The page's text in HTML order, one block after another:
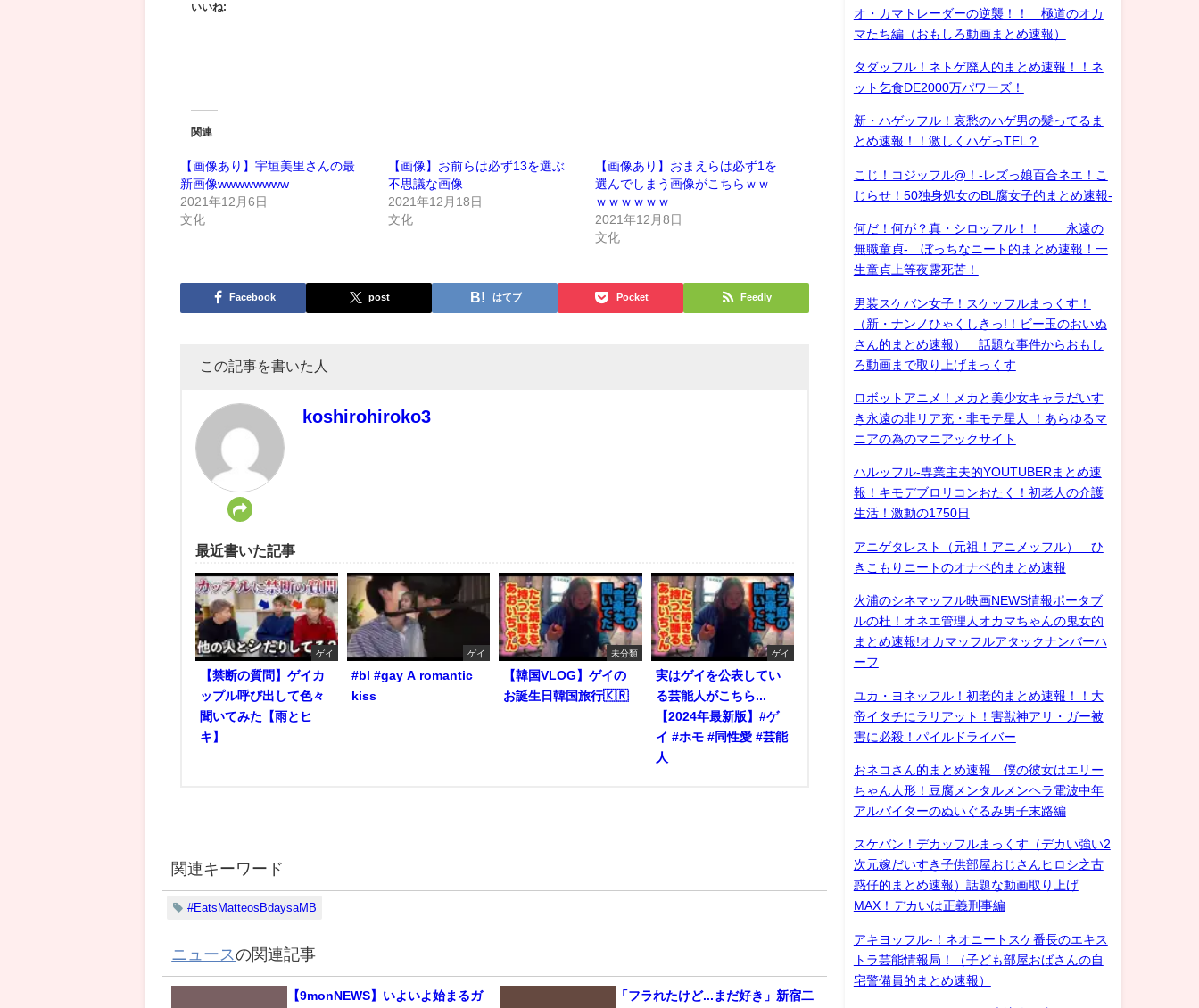
いいね:
関連
【画像あり】宇垣美里さんの最
新画像wwwwwwww
2021年12月6日
文化
【画像】お前らは必ず13を選ぶ
不思議な画像
2021年12月18日
文化
【画像あり】おまえらは必ず1を
選んでしまう画像がこちらｗｗ
ｗｗｗｗｗｗ
2021年12月8日
文化
Facebook post はてブ Pocket Feedly
この記事を書いた人
koshirohiroko3
最近書いた記事
ゲイ
【禁断の質問】ゲイカ
ップル呼び出して色々
聞いてみた【雨とヒ
キ】
ゲイ
#bl #gay A romantic
kiss
未分類
【韓国VLOG】ゲイの
お誕生日韓国旅行🇰🇷
ゲイ
実はゲイを公表してい
る芸能人がこちら...
【2024年最新版】#ゲ
イ #ホモ #同性愛 #芸能
人
関連キーワード
#EatsMatteosBdaysaMB
ニュースの関連記事
【9monNEWS】いよいよ始まるガ 「フラれたけど...まだ好き」新宿二
オ・カマトレーダーの逆襲！！ 極道のオカ
マたち編（おもしろ動画まとめ速報）
タダッフル！ネトゲ廃人的まとめ速報！！ネ
ット乞食DE2000万パワーズ！
新・ハゲッフル！哀愁のハゲ男の髪ってるま
とめ速報！！激しくハゲっTEL？
こじ！コジッフル@！-レズっ娘百合ネエ！こ
じらせ！50独身処女のBL腐女子的まとめ速報-
何だ！何が？真・シロッフル！！ 永遠の
無職童貞- ぼっちなニート的まとめ速報！一
生童貞上等夜露死苦！
男装スケバン女子！スケッフルまっくす！
（新・ナンノひゃくしきっ!！ビー玉のおいぬ
さん的まとめ速報） 話題な事件からおもし
ろ動画まで取り上げまっくす
ロボットアニメ！メカと美少女キャラだいす
き永遠の非リア充・非モテ星人 ！あらゆるマ
ニアの為のマニアックサイト
ハルッフル-専業主夫的YOUTUBERまとめ速
報！キモデブロリコンおたく！初老人の介護
生活！激動の1750日
アニゲタレスト（元祖！アニメッフル） ひ
きこもりニートのオナベ的まとめ速報
火浦のシネマッフル映画NEWS情報ポータブ
ルの杜！オネエ管理人オカマちゃんの鬼女的
まとめ速報!オカマッフルアタックナンバーハ
ーフ
ユカ・ヨネッフル！初老的まとめ速報！！大
帝イタチにラリアット！害獣神アリ・ガー被
害に必殺！パイルドライバー
おネコさん的まとめ速報 僕の彼女はエリー
ちゃん人形！豆腐メンタルメンヘラ電波中年
アルバイターのぬいぐるみ男子末路編
スケバン！デカッフルまっくす（デカい強い2
次元嫁だいすき子供部屋おじさんヒロシ之古
惑仔的まとめ速報）話題な動画取り上げ
MAX！デカいは正義刑事編
アキヨッフル-！ネオニートスケ番長のエキス
トラ芸能情報局！（子ども部屋おばさんの自
宅警備員的まとめ速報）